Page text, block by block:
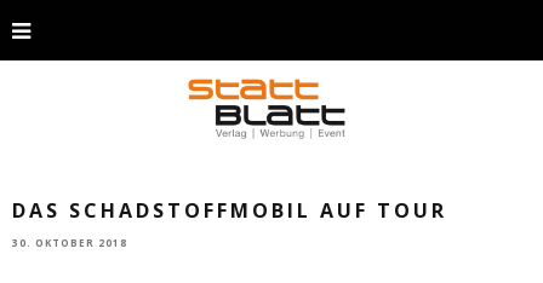
DAS SCHADSTOFFMOBIL AUF TOUR
30. OKTOBER 2018